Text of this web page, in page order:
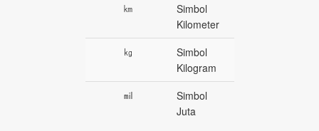
㎞
Simbol
Kilometer
㎏
Simbol
Kilogram
㏕
Simbol
Juta